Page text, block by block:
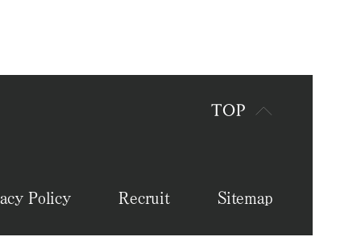
Policy Recruit Sitemap